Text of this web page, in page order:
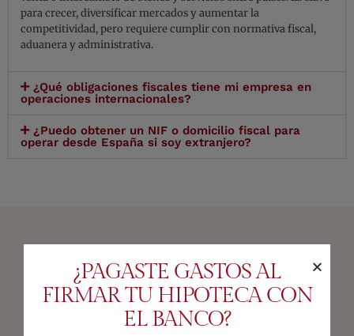
para crecer, diversificar mercados y aumentar la
competitividad, pero requiere cumplir con normativa fiscal,
aduanera y administrativa.
¿Qué obligaciones fiscales tiene mi empresa en
operaciones internacionales?
¿Puedo obtener un NIF o domicilio fiscal para
operar desde España si soy extranjero?
ASESORAMIENTO INTEGRAL
Fiscal y Tributario
¿PAGASTE GASTOS AL
FIRMAR TU HIPOTECA CON
EL BANCO?